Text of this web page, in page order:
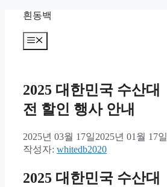
흰동백
메
뉴
2025 대한민국 수산대
전 할인 행사 안내
2025년 03월 17일2025년 01월 17일
작성자: whitedb2020
2025 대한민국 수산대